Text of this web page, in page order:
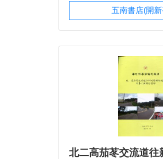
五南書店(開
北二高茄苳交流道往